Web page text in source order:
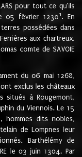
pour tout ce qu'ils
05 février 12301 . En
terres possédées dans
aux chartreux.
comte de SAVOIE
du 06 mai 1268,
exclus les châteaux
situés à Rougemont,
du Viennois. Le 15
hommes dits nobles,
de Lompnes leur
Barthélémy de
le 03 juin 1304. Par